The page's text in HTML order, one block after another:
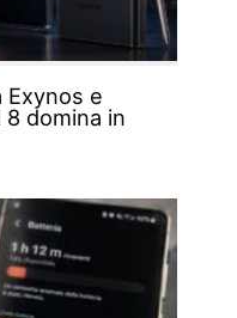
Exynos e
domina in